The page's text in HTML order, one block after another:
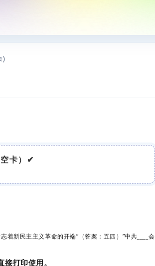
卡） ✔
志着新民主主义革命的开端”（答案：五四）”中共____会
打印使用。